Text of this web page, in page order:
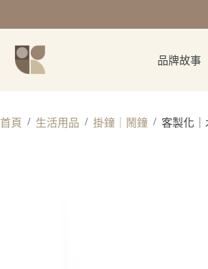
容
品牌故事
首頁 / 生活用品 / 掛鐘｜鬧鐘 / 客製化｜